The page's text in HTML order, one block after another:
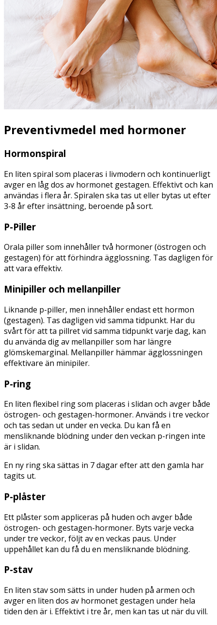
Preventivmedel med hormoner
Hormonspiral
En liten spiral som placeras i livmodern och kontinuerligt
avger en låg dos av hormonet gestagen. Effektivt och kan
användas i flera år. Spiralen ska tas ut eller bytas ut efter
3-8 år efter insättning, beroende på sort.
P-Piller
Orala piller som innehåller två hormoner (östrogen och
gestagen) för att förhindra ägglossning. Tas dagligen för
att vara effektiv.
Minipiller och mellanpiller
Liknande p-piller, men innehåller endast ett hormon
(gestagen). Tas dagligen vid samma tidpunkt. Har du
svårt för att ta pillret vid samma tidpunkt varje dag, kan
du använda dig av mellanpiller som har längre
glömskemarginal. Mellanpiller hämmar ägglossningen
effektivare än minipiler.
P-ring
En liten flexibel ring som placeras i slidan och avger både
östrogen- och gestagen-hormoner. Används i tre veckor
och tas sedan ut under en vecka. Du kan få en
mensliknande blödning under den veckan p-ringen inte
är i slidan.
En ny ring ska sättas in 7 dagar efter att den gamla har
tagits ut.
P-plåster
Ett plåster som appliceras på huden och avger både
östrogen- och gestagen-hormoner. Byts varje vecka
under tre veckor, följt av en veckas paus. Under
uppehållet kan du få du en mensliknande blödning.
P-stav
En liten stav som sätts in under huden på armen och
avger en liten dos av hormonet gestagen under hela
tiden den är i. Effektivt i tre år, men kan tas ut när du vill.